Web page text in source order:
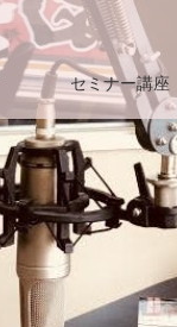
セミナー講座